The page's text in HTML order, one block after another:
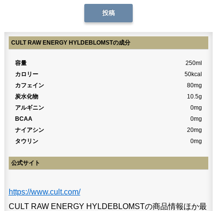
CULT RAW ENERGY HYLDEBLOMSTの成分
容量
250ml
カロリー
50kcal
カフェイン
80mg
炭水化物
10.5g
アルギニン
0mg
BCAA
0mg
ナイアシン
20mg
タウリン
0mg
公式サイト
https://www.cult.com/
CULT RAW ENERGY HYLDEBLOMSTの商品情報ほか最